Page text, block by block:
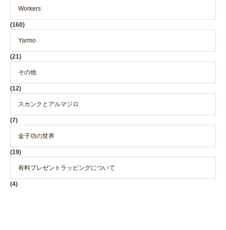
Workers
(160)
Yarmo
(21)
その他
(12)
スカンクとアルマジロ
(7)
金子功の世界
(19)
有料プレゼントラッピングについて
(4)